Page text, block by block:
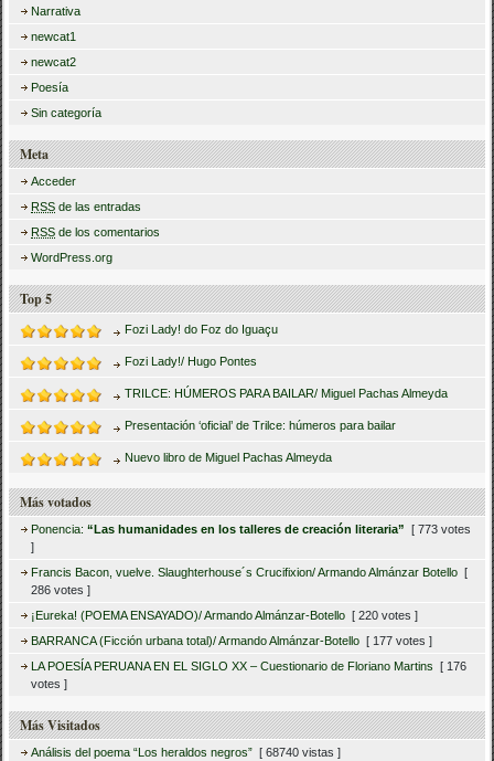
Narrativa
newcat1
newcat2
Poesía
Sin categoría
Meta
Acceder
RSS de las entradas
RSS de los comentarios
WordPress.org
Top 5
Fozi Lady! do Foz do Iguaçu
Fozi Lady!/ Hugo Pontes
TRILCE: HÚMEROS PARA BAILAR/ Miguel Pachas Almeyda
Presentación ‘oficial’ de Trilce: húmeros para bailar
Nuevo libro de Miguel Pachas Almeyda
Más votados
Ponencia:“Las humanidades en los talleres de creación literaria”
[ 773 votes
]
Francis Bacon, vuelve. Slaughterhouse´s Crucifixion/ Armando Almánzar Botello [
286 votes ]
¡Eureka! (POEMA ENSAYADO)/ Armando Almánzar-Botello [ 220 votes ]
BARRANCA (Ficción urbana total)/ Armando Almánzar-Botello [ 177 votes ]
LA POESÍA PERUANA EN EL SIGLO XX – Cuestionario de Floriano Martins
[ 176
votes ]
Más Visitados
Análisis del poema “Los heraldos negros” [ 68740 vistas ]